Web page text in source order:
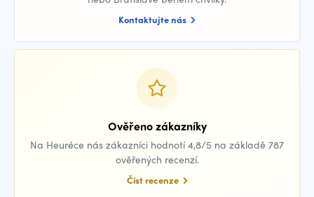
Kontaktujte nás
Ověřeno zákazníky
Na Heuréce nás zákazníci hodnotí 4,8/5 na základě 787
ověřených recenzí.
Číst recenze